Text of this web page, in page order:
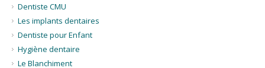
Dentiste CMU
Les implants dentaires
Dentiste pour Enfant
Hygiène dentaire
Le Blanchiment